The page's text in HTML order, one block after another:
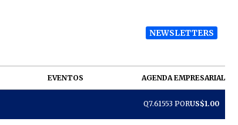
NEWSLETTERS
EVENTOS AGENDA EMPRESARIAL
Q7.61553 PORUS$1.00